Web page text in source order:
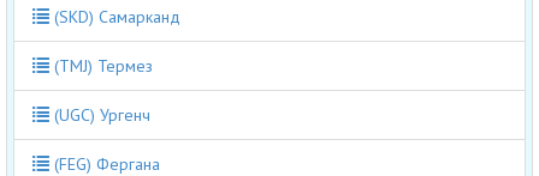
(SKD) Самарканд
(TMJ) Термез
(UGC) Ургенч
(FEG) Фергана